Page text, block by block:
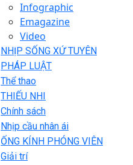
Infographic
Emagazine
Video
NHỊP SỐNG XỨ TUYÊN
PHÁP LUẬT
Thể thao
THIẾU NHI
Chính sách
Nhịp cầu nhân ái
ỐNG KÍNH PHÓNG VIÊN
Giải trí